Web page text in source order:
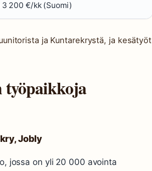
3 200 €/kk (Suomi)
ja Kuntarekrystä, ja kesätyöt
työpaikkoja
Jobly
jossa on yli 20 000 avointa